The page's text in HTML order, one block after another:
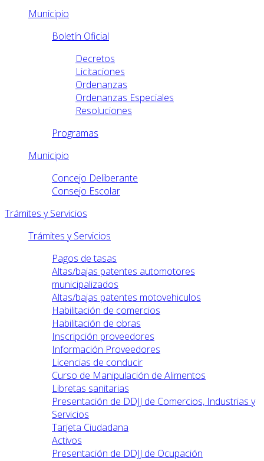
Municipio
Boletín Oficial
Decretos
Licitaciones
Ordenanzas
Ordenanzas Especiales
Resoluciones
Programas
Municipio
Concejo Deliberante
Consejo Escolar
Trámites y Servicios
Trámites y Servicios
Pagos de tasas
Altas/bajas patentes automotores
municipalizados
Altas/bajas patentes motovehiculos
Habilitación de comercios
Habilitación de obras
Inscripción proveedores
Información Proveedores
Licencias de conducir
Curso de Manipulación de Alimentos
Libretas sanitarias
Presentación de DDJJ de Comercios, Industrias y
Servicios
Tarjeta Ciudadana
Activos
Presentación de DDJJ de Ocupación